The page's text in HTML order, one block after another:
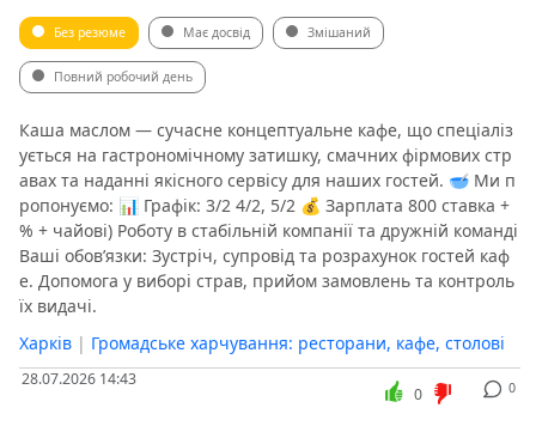
Без резюме Має досвід Змішаний
Повний робочий день
️Каша маслом — сучасне концептуальне кафе, що спеціаліз
ується на гастрономічному затишку, смачних фірмових стр
авах та наданні якісного сервісу для наших гостей. 🥣 Ми п
ропонуємо: 📊 Графік: 3/2 4/2, 5/2 💰 Зарплата 800 ставка +
% + чайові) Роботу в стабільній компанії та дружній команді
Ваші обов’язки: Зустріч, супровід та розрахунок гостей каф
е. Допомога у виборі страв, прийом замовлень та контроль
їх видачі.
Харків | Громадське харчування: ресторани, кафе, столові
28.07.2026 14:43 0
0